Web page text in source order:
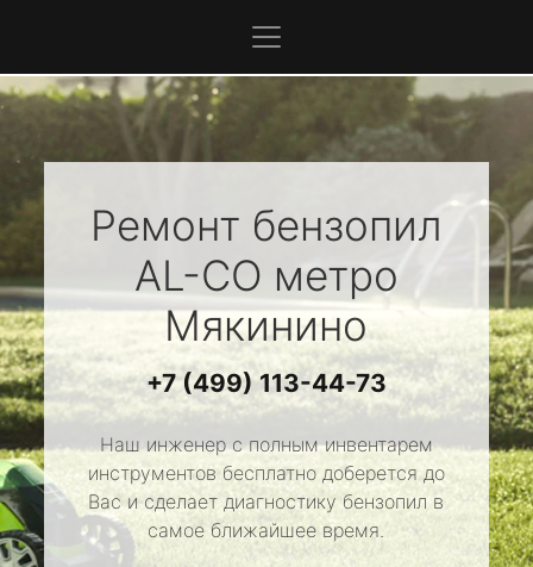
Ремонт бензопил
AL-CO метро
Мякинино
+7 (499) 113-44-73
Наш инженер с полным инвентарем
инструментов бесплатно доберется до
Вас и сделает диагностику бензопил в
самое ближайшее время.